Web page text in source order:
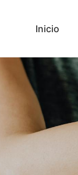
Inicio